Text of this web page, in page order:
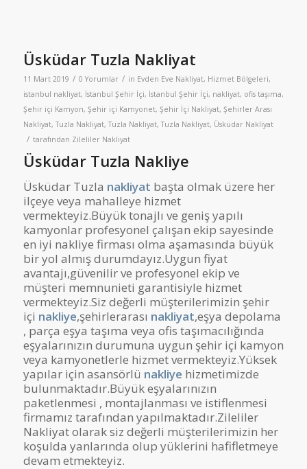
Üsküdar Tuzla Nakliyat
11 Mart 2019 / 0 Yorumlar / in Evden Eve Nakliyat, Hizmet Bölgeleri,
istanbul nakliyat, İstanbul Şehir İçi, İstanbul Şehir İçi, nakliyat, ofis taşıma,
Şehir içi Kamyon, Şehir içi Kamyonet, Şehir İçi Nakliyat, Şehirler Arası
Nakliyat,Tuzla Nakliyat,Tuzla Nakliyat,Tuzla Nakliyat, Üsküdar Nakliyat
/ tarafından Zileliler Nakliyat
Üsküdar Tuzla Nakliye
Üsküdar Tuzla nakliyat başta olmak üzere her
ilçeye veya mahalleye hizmet
vermekteyiz.Büyük tonajlı ve geniş yapılı
kamyonlar profesyonel çalışan ekip sayesinde
en iyi nakliye firması olma aşamasında büyük
bir yol almış durumdayız.Uygun fiyat
avantajı,güvenilir ve profesyonel ekip ve
müşteri memnunieti garantisiyle hizmet
vermekteyiz.Siz değerli müşterilerimizin şehir
içi nakliye,şehirlerarası nakliyat,eşya depolama
, parça eşya taşıma veya ofis taşımacılığında
eşyalarınızın durumuna uygun şehir içi kamyon
veya kamyonetlerle hizmet vermekteyiz.Yüksek
yapılar için asansörlü nakliye hizmetimizde
bulunmaktadır.Büyük eşyalarınızın
paketlenmesi , montajlanması ve istiflenmesi
firmamız tarafından yapılmaktadır.Zileliler
Nakliyat olarak siz değerli müşterilerimizin her
koşulda yanlarında olup yüklerini hafifletmeye
devam etmekteyiz.